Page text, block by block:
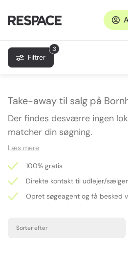
3
Filtrer
Take-away til salg på
Der findes desværre ingen
matcher din søgning.
Læs mere
100% gratis
Direkte kontakt til udlejer/sælger
Opret søgeagent og få besked
Sorter efter